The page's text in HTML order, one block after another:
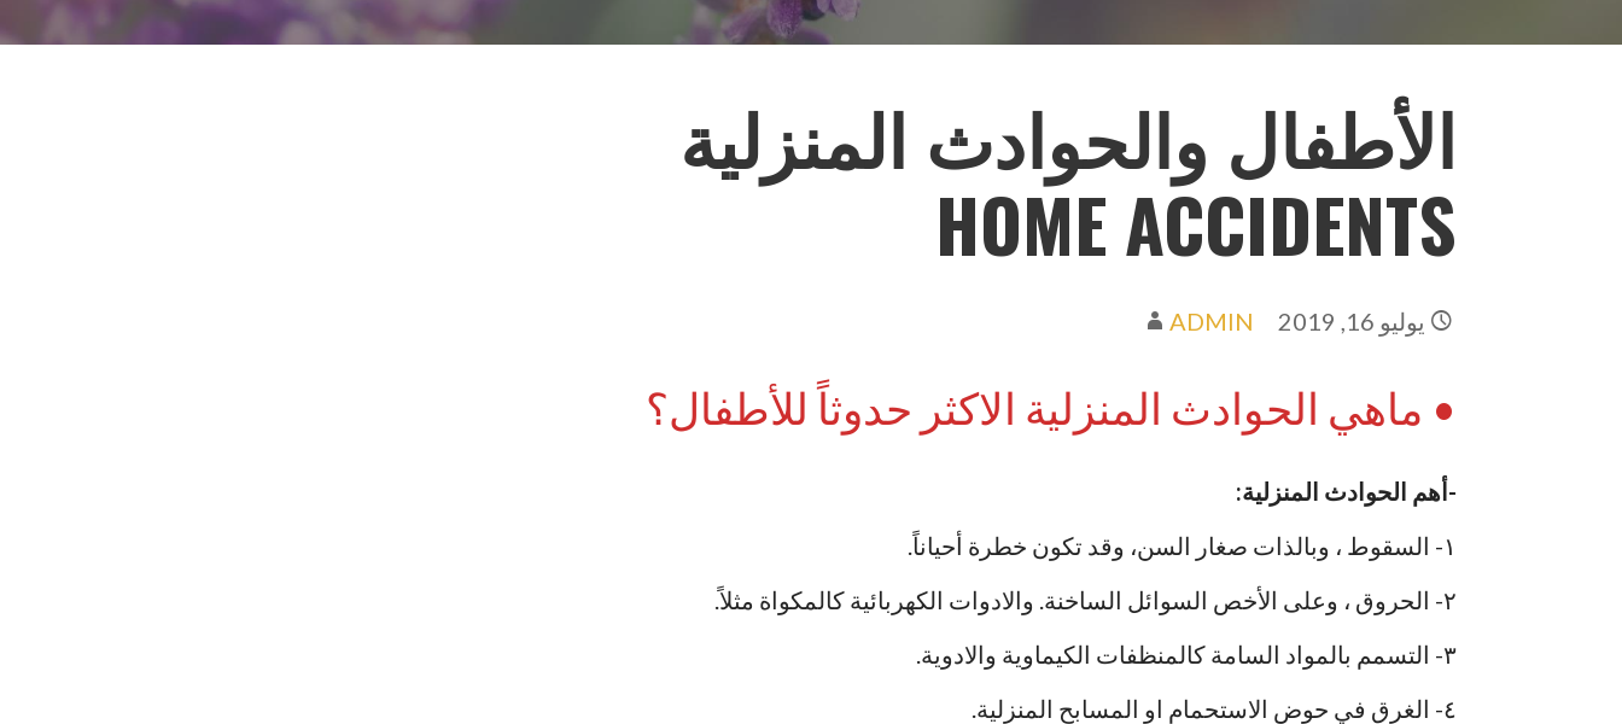
الأطفال والحوادث المنزلية
HOME ACCIDENTS
يوليو 16, 2019 ADMIN
• ماهي الحوادث المنزلية الاكثر حدوثاً للأطفال؟
-أهم الحوادث المنزلية:
١- السقوط ، وبالذات صغار السن، وقد تكون خطرة أحياناً.
٢- الحروق ، وعلى الأخص السوائل الساخنة. والادوات الكهربائية كالمكواة مثلاً.
٣- التسمم بالمواد السامة كالمنظفات الكيماوية والادوية.
٤- الغرق في حوض الاستحمام او المسابح المنزلية.